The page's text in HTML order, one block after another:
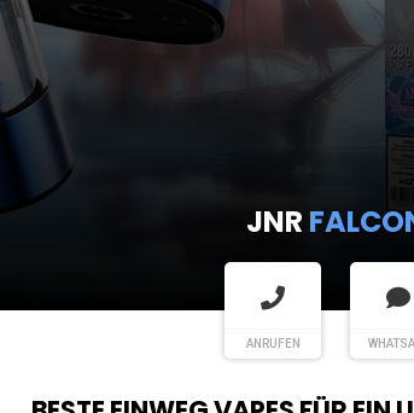
ANRUFEN